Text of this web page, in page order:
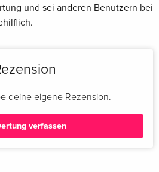
und sei anderen Benutzern bei
deine eigene Rezension.
verfassen